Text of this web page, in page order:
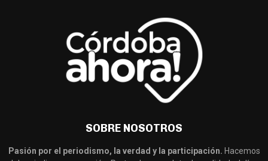
SOBRE NOSOTROS
Pasión por el periodismo, la verdad y la participación. Hacemos